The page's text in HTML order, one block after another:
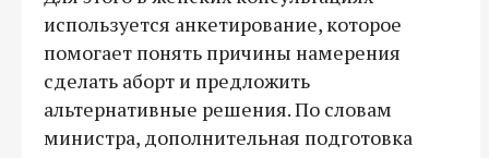
используется анкетирование, которое
помогает понять причины намерения
сделать аборт и предложить
альтернативные решения. По словам
министра, дополнительная подготовка